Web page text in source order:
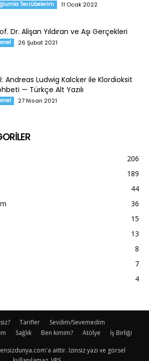
Tecrübelerim 11 Ocak 2022
Dr. Alişan Yıldıran ve Aşı Gerçekleri
26 Şubat 2021
Andreas Ludwig Kalcker ile Klordioksit
— Türkçe Alt Yazılı
27 Nisan 2021
206
189
44
36
15
13
8
7
4
Tarifler
Sevdim/Sevemedim
Sağlık Ben kimim? Atölye İş Birliği
aittir. İzinsiz yazı ve görsel